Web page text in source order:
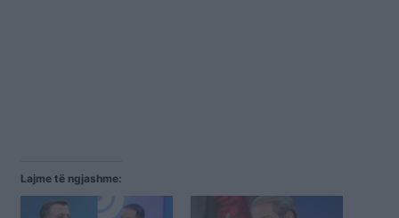
Lajme të ngjashme: